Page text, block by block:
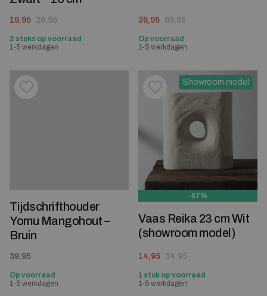
26,95
Oorspronkelijke prijs was: 26,95.
19,95
Huidige prijs is: 19,95.
2 stuks op voorraad
1-5 werkdagen
69,95
Oorspronkelijke prijs was: 69,95.
39,95
Huidige prijs is: 39,95.
Op voorraad
1-5 werkdagen
Toevoegen aan verlanglijstje
Verwijderen van verlanglijst
Tijdschrifthouder
Yomu Mangohout –
Bruin
39,95
Op voorraad
1-5 werkdagen
Showroom model
Toevoegen aan
Verwijderen van verlanglijst
-57%
Vaas Reika 23 cm Wit
(showroom model)
34,95
Oorspronkelijke prijs was: 34,95.
14,95
Huidige prijs is: 14,95.
1 stuk op voorraad
1-5 werkdagen